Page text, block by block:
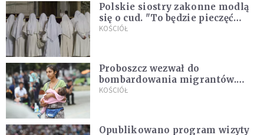
Polskie siostry zakonne modlą
się o cud. "To będzie pieczęć
Pana Boga dla naszej wiary"
KOŚCIÓŁ
Proboszcz wezwał do
bombardowania migrantów.
"Masowy ogień przeciwko
KOŚCIÓŁ
Opublikowano program wizyty